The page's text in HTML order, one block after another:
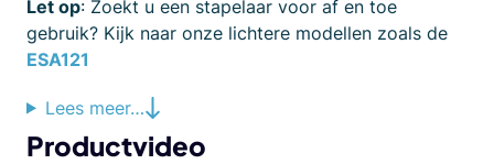
Let op: Zoekt u een stapelaar voor af en toe
gebruik? Kijk naar onze lichtere modellen zoals de
ESA121
Lees meer…
Productvideo